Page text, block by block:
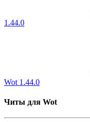
1.44.0
Wot 1.44.0
Читы для Wot